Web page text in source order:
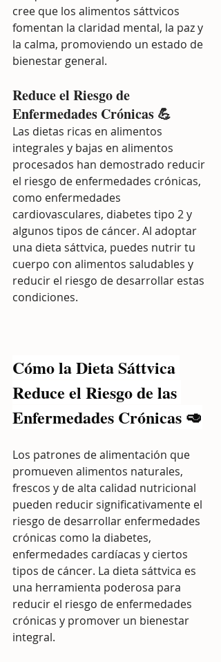
cree que los alimentos sáttvicos
fomentan la claridad mental, la paz y
la calma, promoviendo un estado de
bienestar general.
Reduce el Riesgo de
Enfermedades Crónicas 💪
Las dietas ricas en alimentos
integrales y bajas en alimentos
procesados han demostrado reducir
el riesgo de enfermedades crónicas,
como enfermedades
cardiovasculares, diabetes tipo 2 y
algunos tipos de cáncer. Al adoptar
una dieta sáttvica, puedes nutrir tu
cuerpo con alimentos saludables y
reducir el riesgo de desarrollar estas
condiciones.
Cómo la Dieta Sáttvica
Reduce el Riesgo de las
Enfermedades Crónicas 🥑
Los patrones de alimentación que
promueven alimentos naturales,
frescos y de alta calidad nutricional
pueden reducir significativamente el
riesgo de desarrollar enfermedades
crónicas como la diabetes,
enfermedades cardíacas y ciertos
tipos de cáncer. La dieta sáttvica es
una herramienta poderosa para
reducir el riesgo de enfermedades
crónicas y promover un bienestar
integral.